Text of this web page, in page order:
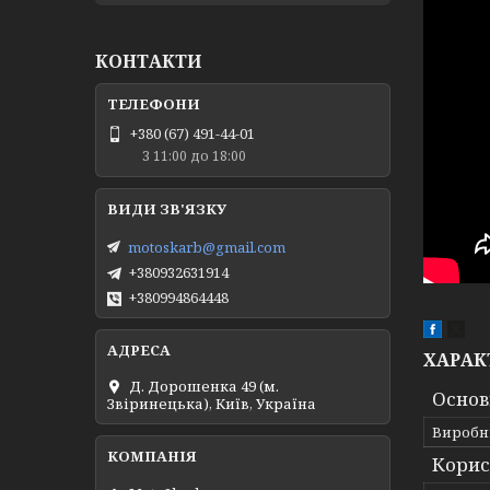
КОНТАКТИ
+380 (67) 491-44-01
З 11:00 до 18:00
motoskarb@gmail.com
+380932631914
+380994864448
Д. Дорошенка 49 (м.
Звіринецька), Київ, Україна